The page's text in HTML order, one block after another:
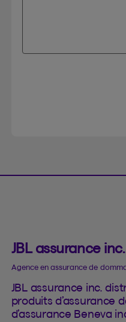
JBL assurance inc.
Agence en assurance de
JBL assurance inc.
produits d’assurance
d’assurance Beneva